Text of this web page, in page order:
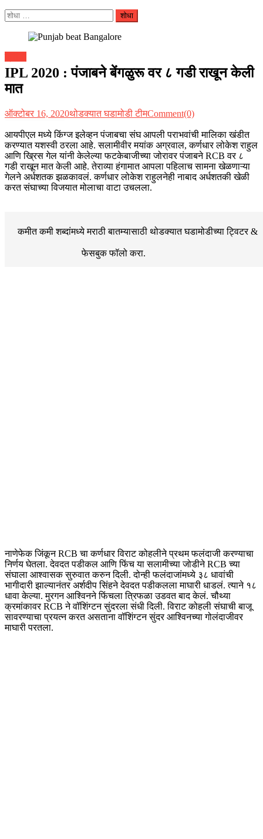
यांचा
शोध
IPL 2020 : पंजाबने बेंगळुरू वर ८ गडी राखून केली
मात
ऑक्टोबर 16, 2020थोडक्यात घडामोडी टीमComment(0)
आयपीएल मध्ये किंग्ज इलेव्हन पंजाबचा संघ आपली पराभवांची मालिका खंडीत
करण्यात यशस्वी ठरला आहे. सलामीवीर मयांक अग्रवाल, कर्णधार लोकेश राहुल
आणि ख्रिस गेल यांनी केलेल्या फटकेबाजीच्या जोरावर पंजाबने RCB वर ८
गडी राखून मात केली आहे. तेराव्या हंगामात आपला पहिलाच सामना खेळणाऱ्या
गेलने अर्धशतक झळकावलं. कर्णधार लोकेश राहुलनेही नाबाद अर्धशतकी खेळी
करत संघाच्या विजयात मोलाचा वाटा उचलला.
कमीत कमी शब्दांमध्ये मराठी बातम्यासाठी थोडक्यात घडामोडीच्याट्विटर &
फेसबुकफॉलो करा.
नाणेफेक जिंकून RCB चा कर्णधार विराट कोहलीने प्रथम फलंदाजी करण्याचा
निर्णय घेतला. देवदत पडीकल आणि फिंच या सलामीच्या जोडीने RCB च्या
संघाला आश्वासक सुरुवात करुन दिली. दोन्ही फलंदाजांमध्ये ३८ धावांची
भागीदारी झाल्यानंतर अर्शदीप सिंहने देवदत पडीकलला माघारी धाडलं. त्याने १८
धावा केल्या. मुरगन आश्विनने फिंचला त्रिफळा उडवत बाद केलं. चौथ्या
क्रमांकावर RCB ने वॉशिंग्टन सुंदरला संधी दिली. विराट कोहली संघाची बाजू
सावरण्याचा प्रयत्न करत असताना वॉशिंग्टन सुंदर आश्विनच्या गोलंदाजीवर
माघारी परतला.